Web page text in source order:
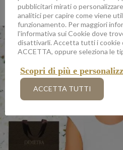
pubblicitari mirati o
analitici per capire come viene
funzionamento. Per maggiori
l'informativa sui Cookie dove
disattivarli. Accetta tutti i cookie
ACCETTA, oppure seleziona le
Scopri di più e
ACCETTA TUTTI